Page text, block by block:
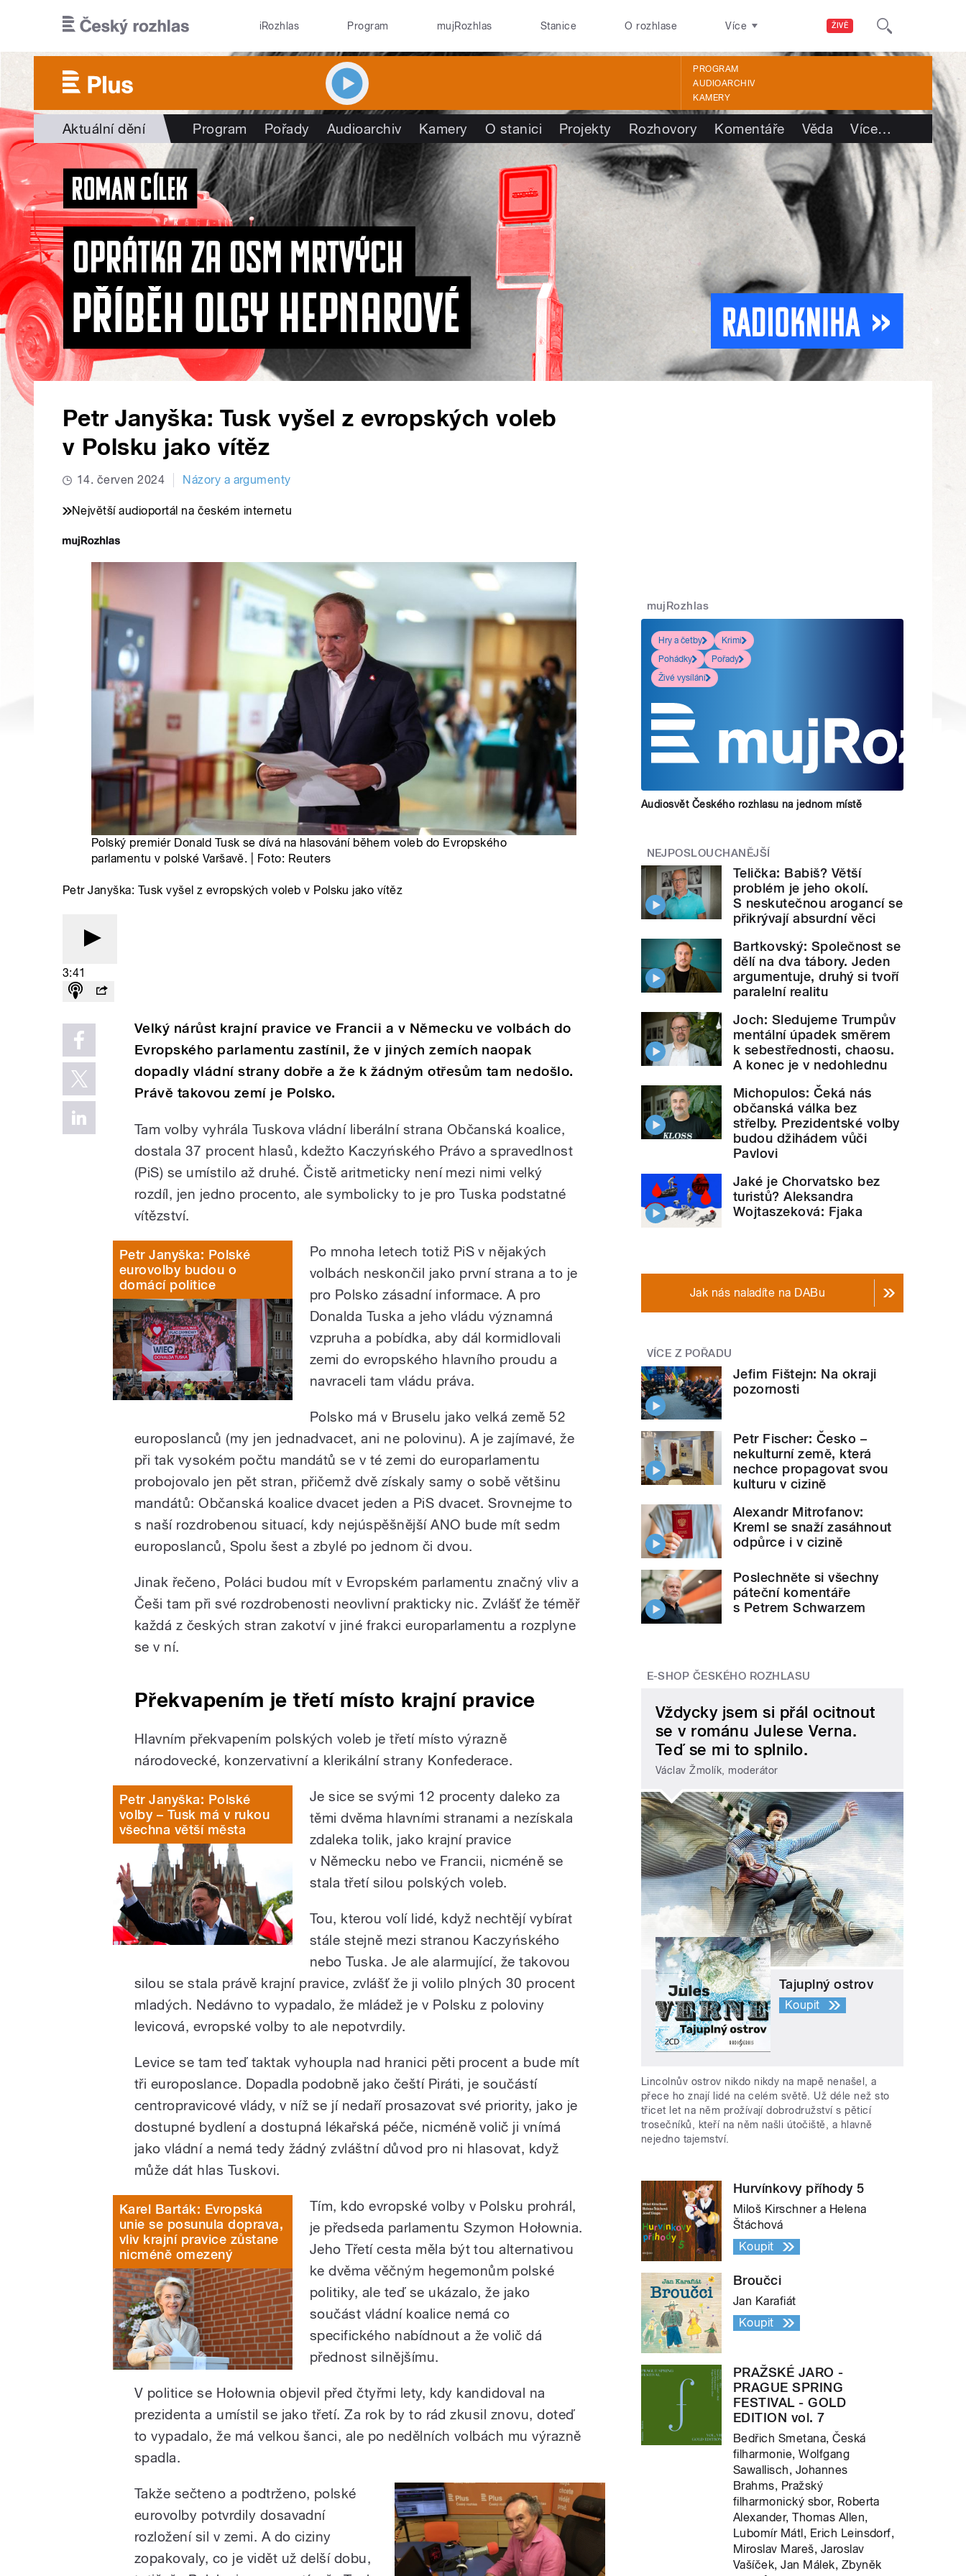
ŽIVĚ
iRozhlas Program mujRozhlas Stanice O rozhlase Více
PROGRAM
AUDIOARCHIV
KAMERY
Aktuální dění Program Pořady Audioarchiv Kamery O stanici Projekty Rozhovory Komentáře Věda Více…
Petr Janyška: Tusk vyšel z evropských voleb
v Polsku jako vítěz
14. červen 2024 Názory a argumenty
Největší audioportál na českém internetu
Polský premiér Donald Tusk se dívá na hlasování během voleb do Evropského
parlamentu v polské Varšavě. | Foto: Reuters
Petr Janyška: Tusk vyšel z evropských voleb v Polsku jako vítěz
3:41
Velký nárůst krajní pravice ve Francii a v Německu ve volbách do
Evropského parlamentu zastínil, že v jiných zemích naopak
dopadly vládní strany dobře a že k žádným otřesům tam nedošlo.
Právě takovou zemí je Polsko.
Tam volby vyhrála Tuskova vládní liberální strana Občanská koalice,
dostala 37 procent hlasů, kdežto Kaczyńského Právo a spravedlnost
(PiS) se umístilo až druhé. Čistě aritmeticky není mezi nimi velký
rozdíl, jen jedno procento, ale symbolicky to je pro Tuska podstatné
vítězství.
Petr Janyška: Polské
eurovolby budou o
domácí politice
Po mnoha letech totiž PiS v nějakých
volbách neskončil jako první strana a to je
pro Polsko zásadní informace. A pro
Donalda Tuska a jeho vládu významná
vzpruha a pobídka, aby dál kormidlovali
zemi do evropského hlavního proudu a
navraceli tam vládu práva.
Polsko má v Bruselu jako velká země 52
europoslanců (my jen jednadvacet, ani ne polovinu). A je zajímavé, že
při tak vysokém počtu mandátů se v té zemi do europarlamentu
probojovalo jen pět stran, přičemž dvě získaly samy o sobě většinu
mandátů: Občanská koalice dvacet jeden a PiS dvacet. Srovnejme to
s naší rozdrobenou situací, kdy nejúspěšnější ANO bude mít sedm
europoslanců, Spolu šest a zbylé po jednom či dvou.
Jinak řečeno, Poláci budou mít v Evropském parlamentu značný vliv a
Češi tam při své rozdrobenosti neovlivní prakticky nic. Zvlášť že téměř
každá z českých stran zakotví v jiné frakci europarlamentu a rozplyne
se v ní.
Překvapením je třetí místo krajní pravice
Hlavním překvapením polských voleb je třetí místo výrazně
národovecké, konzervativní a klerikální strany Konfederace.
Petr Janyška: Polské
volby – Tusk má v rukou
všechna větší města
Je sice se svými 12 procenty daleko za
těmi dvěma hlavními stranami a nezískala
zdaleka tolik, jako krajní pravice
v Německu nebo ve Francii, nicméně se
stala třetí silou polských voleb.
Tou, kterou volí lidé, když nechtějí vybírat
stále stejně mezi stranou Kaczyńského
nebo Tuska. Je ale alarmující, že takovou
silou se stala právě krajní pravice, zvlášť že ji volilo plných 30 procent
mladých. Nedávno to vypadalo, že mládež je v Polsku z poloviny
levicová, evropské volby to ale nepotvrdily.
Levice se tam teď taktak vyhoupla nad hranici pěti procent a bude mít
tři europoslance. Dopadla podobně jako čeští Piráti, je součástí
centropravicové vlády, v níž se jí nedaří prosazovat své priority, jako je
dostupné bydlení a dostupná lékařská péče, nicméně volič ji vnímá
jako vládní a nemá tedy žádný zvláštní důvod pro ni hlasovat, když
může dát hlas Tuskovi.
Karel Barták: Evropská
unie se posunula doprava,
vliv krajní pravice zůstane
nicméně omezený
Tím, kdo evropské volby v Polsku prohrál,
je předseda parlamentu Szymon Hołownia.
Jeho Třetí cesta měla být tou alternativou
ke dvěma věčným hegemonům polské
politiky, ale teď se ukázalo, že jako
součást vládní koalice nemá co
specifického nabídnout a že volič dá
přednost silnějšímu.
V politice se Hołownia objevil před čtyřmi lety, kdy kandidoval na
prezidenta a umístil se jako třetí. Za rok by to rád zkusil znovu, doteď
to vypadalo, že má velkou šanci, ale po nedělních volbách mu výrazně
spadla.
Takže sečteno a podtrženo, polské
eurovolby potvrdily dosavadní
rozložení sil v zemi. A do ciziny
zopakovaly, co je vidět už delší dobu,
mujRozhlas
Hry a četby
Krimi
Pohádky
Pořady
Živé vysílání
Audiosvět Českého rozhlasu na jednom místě
NEJPOSLOUCHANĚJŠÍ
Telička: Babiš? Větší
problém je jeho okolí.
S neskutečnou arogancí se
přikrývají absurdní věci
Bartkovský: Společnost se
dělí na dva tábory. Jeden
argumentuje, druhý si tvoří
paralelní realitu
Joch: Sledujeme Trumpův
mentální úpadek směrem
k sebestřednosti, chaosu.
A konec je v nedohlednu
Michopulos: Čeká nás
občanská válka bez
střelby. Prezidentské volby
budou džihádem vůči
Pavlovi
Jaké je Chorvatsko bez
turistů? Aleksandra
Wojtaszeková: Fjaka
Jak nás naladíte na DABu
VÍCE Z POŘADU
Jefim Fištejn: Na okraji
pozornosti
Petr Fischer: Česko –
nekulturní země, která
nechce propagovat svou
kulturu v cizině
Alexandr Mitrofanov:
Kreml se snaží zasáhnout
odpůrce i v cizině
Poslechněte si všechny
páteční komentáře
s Petrem Schwarzem
E-SHOP ČESKÉHO ROZHLASU
Vždycky jsem si přál ocitnout
se v románu Julese Verna.
Teď se mi to splnilo.
Václav Žmolík, moderátor
Tajuplný ostrov
Koupit
Lincolnův ostrov nikdo nikdy na mapě nenašel, a
přece ho znají lidé na celém světě. Už déle než sto
třicet let na něm prožívají dobrodružství s pěticí
trosečníků, kteří na něm našli útočiště, a hlavně
nejedno tajemství.
Hurvínkovy příhody 5
Miloš Kirschner a Helena
Štáchová
Koupit
Broučci
Jan Karafiát
Koupit
PRAŽSKÉ JARO -
PRAGUE SPRING
FESTIVAL - GOLD
EDITION vol. 7
Bedřich Smetana, Česká
filharmonie, Wolfgang
Sawallisch, Johannes
Brahms, Pražský
filharmonický sbor, Roberta
Alexander, Thomas Allen,
Lubomír Mátl, Erich Leinsdorf,
Miroslav Mareš, Jaroslav
Vašíček, Jan Málek, Zbyněk